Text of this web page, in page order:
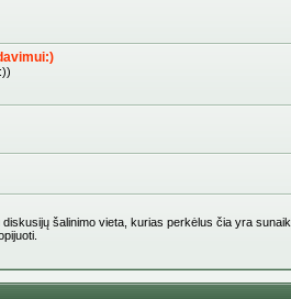
šalinimo vieta, kurias perkėlus čia yra